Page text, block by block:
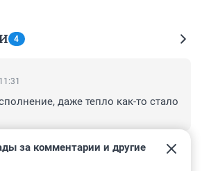
4
даже тепло как-то стало
–0
за комментарии и другие